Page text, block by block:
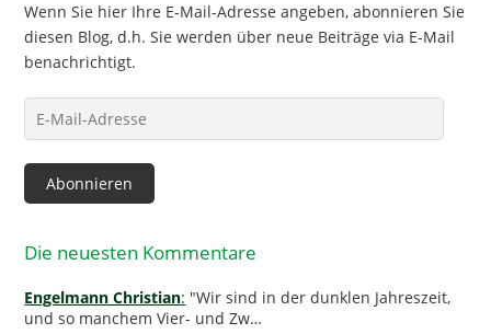
Wenn Sie hier Ihre E-Mail-Adresse angeben, abonnieren Sie
diesen Blog, d.h. Sie werden über neue Beiträge via E-Mail
benachrichtigt.
E-
Mail-
Adresse
Abonnieren
Die neuesten Kommentare
Engelmann Christian: "Wir sind in der dunklen Jahreszeit,
und so manchem Vier- und Zw…